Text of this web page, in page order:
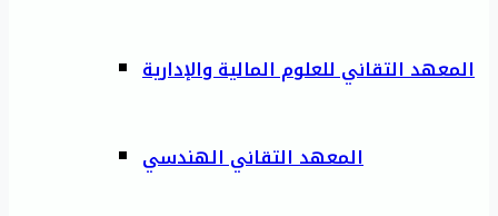
المعهد التقاني للعلوم المالية والإدارية
المعهد التقاني الهندسي